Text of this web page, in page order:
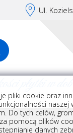
Ul.
układania płytek
pliki cookie oraz
Do tych celów,
pomocą plików
danych